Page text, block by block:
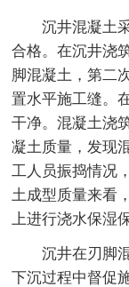
沉井混凝土
合格。在沉井浇
脚混凝土，第二
置水平施工缝。
干净。混凝土浇
凝土质量，发现
工人员振捣情况
土成型质量来看
上进行浇水保湿
沉井在刃脚
下沉过程中督促